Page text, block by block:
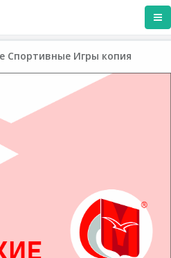
Спортивные Игры копия